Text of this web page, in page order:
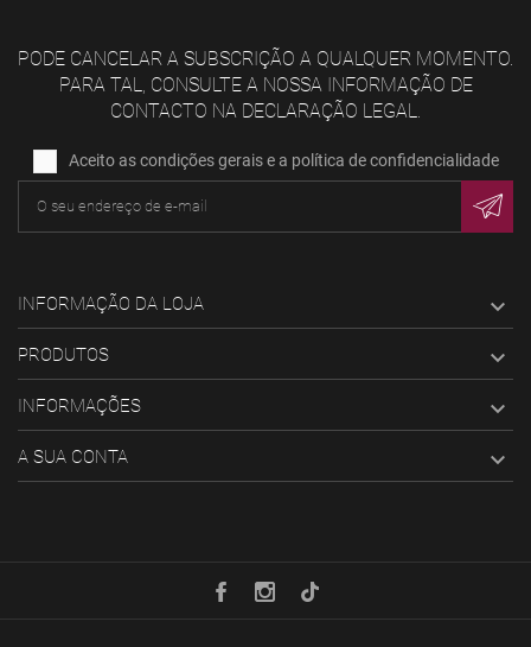
PODE CANCELAR A SUBSCRIÇÃO A QUALQUER MOMENTO.
PARA TAL, CONSULTE A NOSSA INFORMAÇÃO DE
CONTACTO NA DECLARAÇÃO LEGAL.
Aceito as condições gerais e a política de confidencialidade
INFORMAÇÃO DA LOJA 
PRODUTOS 
INFORMAÇÕES 
A SUA CONTA 